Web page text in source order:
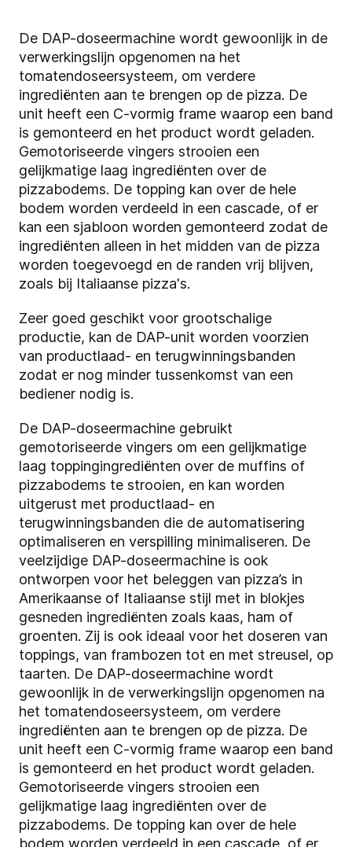
De DAP-doseermachine wordt gewoonlijk in de
verwerkingslijn opgenomen na het
tomatendoseersysteem, om verdere
ingrediënten aan te brengen op de pizza. De
unit heeft een C-vormig frame waarop een band
is gemonteerd en het product wordt geladen.
Gemotoriseerde vingers strooien een
gelijkmatige laag ingrediënten over de
pizzabodems. De topping kan over de hele
bodem worden verdeeld in een cascade, of er
kan een sjabloon worden gemonteerd zodat de
ingrediënten alleen in het midden van de pizza
worden toegevoegd en de randen vrij blijven,
zoals bij Italiaanse pizza's.
Zeer goed geschikt voor grootschalige
productie, kan de DAP-unit worden voorzien
van productlaad- en terugwinningsbanden
zodat er nog minder tussenkomst van een
bediener nodig is.
De DAP-doseermachine gebruikt
gemotoriseerde vingers om een gelijkmatige
laag toppingingrediënten over de muffins of
pizzabodems te strooien, en kan worden
uitgerust met productlaad- en
terugwinningsbanden die de automatisering
optimaliseren en verspilling minimaliseren. De
veelzijdige DAP-doseermachine is ook
ontworpen voor het beleggen van pizza’s in
Amerikaanse of Italiaanse stijl met in blokjes
gesneden ingrediënten zoals kaas, ham of
groenten. Zij is ook ideaal voor het doseren van
toppings, van frambozen tot en met streusel, op
taarten. De DAP-doseermachine wordt
gewoonlijk in de verwerkingslijn opgenomen na
het tomatendoseersysteem, om verdere
ingrediënten aan te brengen op de pizza. De
unit heeft een C-vormig frame waarop een band
is gemonteerd en het product wordt geladen.
Gemotoriseerde vingers strooien een
gelijkmatige laag ingrediënten over de
pizzabodems. De topping kan over de hele
bodem worden verdeeld in een cascade, of er